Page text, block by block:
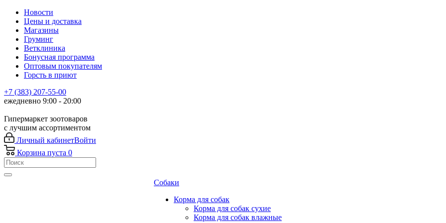
Новости
Цены и доставка
Магазины
Груминг
Ветклиника
Бонусная программа
Оптовым покупателям
Горсть в приют
+7 (383) 207-55-00
ежедневно 9:00 - 20:00
Гипермаркет зоотоваров
с лучшим ассортиментом
Личный кабинетВойти
Корзина пуста 0
Собаки
Корма для собак
Корма для собак сухие
Корма для собак влажные